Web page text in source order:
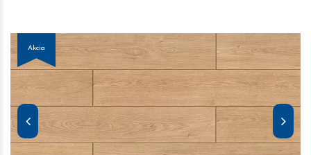
Akcia